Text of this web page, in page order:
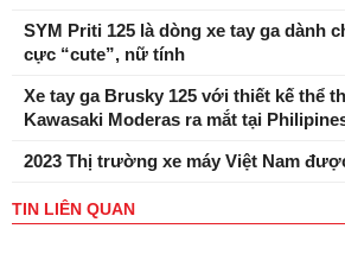
SYM Priti 125 là dòng xe tay ga dành
cực “cute”, nữ tính
Xe tay ga Brusky 125 với thiết kế thể
Kawasaki Moderas ra mắt tại
2023 Thị trường xe máy Việt Nam
TIN LIÊN QUAN